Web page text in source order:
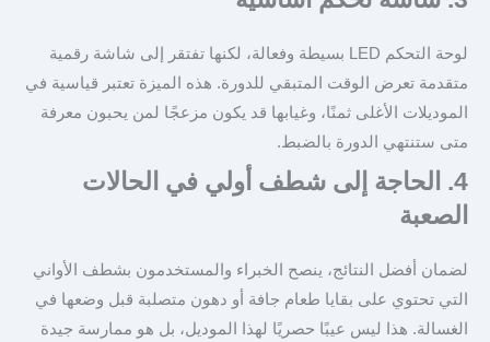
لوحة التحكم LED بسيطة وفعالة، لكنها تفتقر إلى شاشة رقمية
متقدمة تعرض الوقت المتبقي للدورة. هذه الميزة تعتبر قياسية في
الموديلات الأغلى ثمنًا، وغيابها قد يكون مزعجًا لمن يحبون معرفة
متى ستنتهي الدورة بالضبط.
4. الحاجة إلى شطف أولي في الحالات
الصعبة
لضمان أفضل النتائج، ينصح الخبراء والمستخدمون بشطف الأواني
التي تحتوي على بقايا طعام جافة أو دهون متصلبة قبل وضعها في
الغسالة. هذا ليس عيبًا حصريًا لهذا الموديل، بل هو ممارسة جيدة